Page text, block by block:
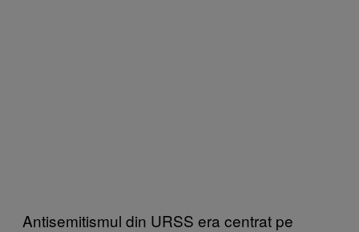
Antisemitismul din URSS era centrat pe